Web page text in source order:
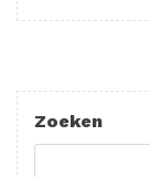
Zoeken